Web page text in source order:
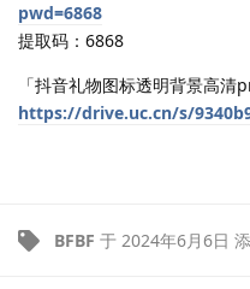
pwd=6868
提取码：6868
「抖音礼物图标透明背景高
https://drive.uc.cn/s/
BFBF 于 2024年6月6日